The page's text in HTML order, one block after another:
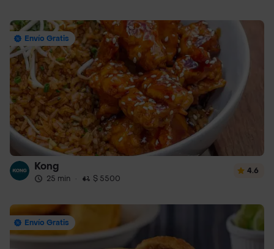
Envío Gratis
Kong
25 min · $ 5500
4.6
Envío Gratis